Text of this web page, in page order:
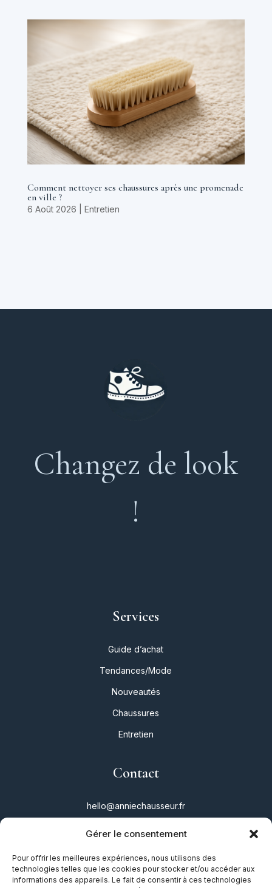
Gérer le consentement
Pour offrir les meilleures expériences, nous utilisons des
technologies telles que les cookies pour stocker et/ou accéder aux
informations des appareils. Le fait de consentir à ces technologies
Comment nettoyer ses chaussures après une promenade
en ville ?
6 Août 2026 Entretien
Changez de look
!
Services
Guide d’achat
Tendances/Mode
Nouveautés
Chaussures
Entretien
Contact
hello@anniechausseur.fr
Instagram